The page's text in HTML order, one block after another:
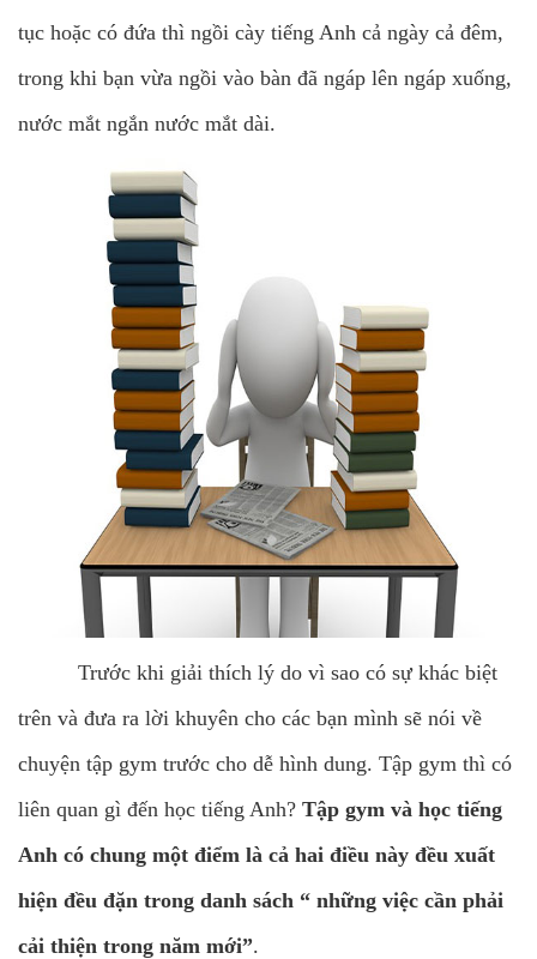
tục hoặc có đứa thì ngồi cày tiếng Anh cả ngày cả đêm,
trong khi bạn vừa ngồi vào bàn đã ngáp lên ngáp xuống,
nước mắt ngắn nước mắt dài.
Trước khi giải thích lý do vì sao có sự khác biệt
trên và đưa ra lời khuyên cho các bạn mình sẽ nói về
chuyện tập gym trước cho dễ hình dung. Tập gym thì có
liên quan gì đến học tiếng Anh? Tập gym và học tiếng
Anh có chung một điểm là cả hai điều này đều xuất
hiện đều đặn trong danh sách “ những việc cần phải
cải thiện trong năm mới”.